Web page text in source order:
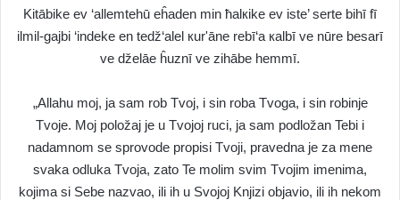
Kitābike ev ‘allemtehū eĥaden min ħalкike ev iste’ serte bihī fī
ilmil-gajbi ‘indeke en tedž‘alel кur'āne rebī‘a кalbī ve nūre besarī
ve dželāe ĥuznī ve zihābe hemmī.
„Allahu moj, ja sam rob Tvoj, i sin roba Tvoga, i sin robinje
Tvoje. Moj položaj je u Tvojoj ruci, ja sam podložan Tebi i
nadamnom se sprovode propisi Tvoji, pravedna je za mene
svaka odluka Tvoja, zato Te molim svim Tvojim imenima,
kojima si Sebe nazvao, ili ih u Svojoj Knjizi objavio, ili ih nekom